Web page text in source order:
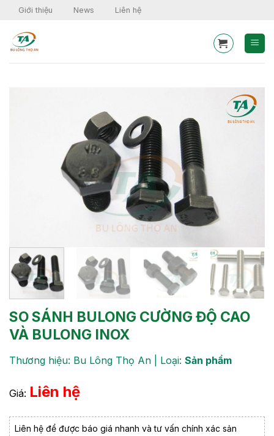
Skip
content
Giới thiệu News Liên hệ
SO SÁNH BULONG CƯỜNG ĐỘ CAO
VÀ BULONG INOX
Thương hiệu: Bu Lông Thọ An | Loại: Sản phẩm
Giá: Liên hệ
Liên hệ để được báo giá nhanh và tư vấn chính xác sản